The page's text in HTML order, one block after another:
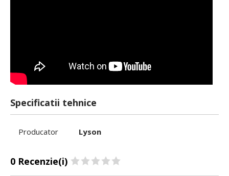
Specificatii tehnice
Producator Lyson
0 Recenzie(i)